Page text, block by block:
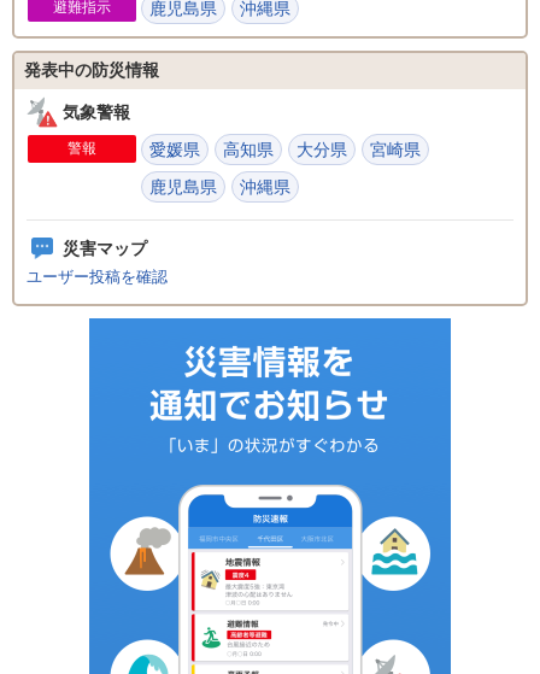
避難指示 鹿児島県 沖縄県
発表中の防災情報
気象警報
警報 愛媛県 高知県 大分県
宮崎県
鹿児島県
沖縄県
災害マップ
ユーザー投稿を確認